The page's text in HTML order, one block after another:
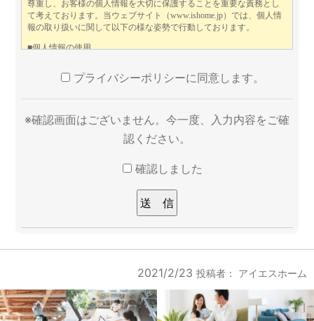
プライバシーポリシーに同意します。
※確認画面はございません。今一度、入力内容をご確
認ください。
確認しました
2021/2/23 投稿者： アイエスホーム